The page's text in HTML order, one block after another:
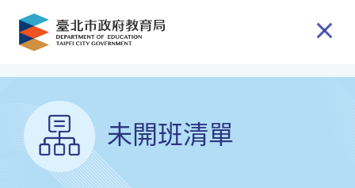
跳到主要內容
未開班清單